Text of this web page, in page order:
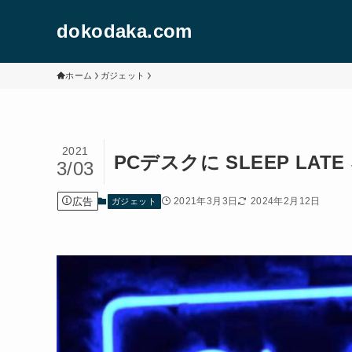
dokodaka.com
ホーム ガジェット
PCデスクに SLEEP
2021
3/03
広告 ガジェット 2021年3月3日 2024年2月12日